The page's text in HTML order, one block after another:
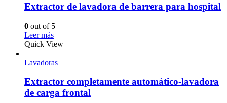
Extractor de lavadora de barrera para hospital
0 out of 5
Leer más
Quick View
Lavadoras
Extractor completamente automático-lavadora
de carga frontal